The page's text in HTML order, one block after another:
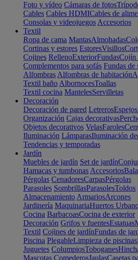
Foto y vídeo Cámaras de fotos
Cables Cables HDMICables de
Consolas y videojuegos Accesorios
Textil
Ropa de cama MantasAlmohadas
Cortinas y estores EstoresVisillos
Cojines RellenoExteriorFundasCojín
Complementos para sofás Fundas de
Alfombras Alfombras de habitación
Textil baño AlbornocesToallas
Textil cocina MantelesServilletas
Decoración
Decoración de pared LetrerosEspejos
Organización Cajas decorativas
Objetos decorativos VelasFaroles
Iluminación LámparasIluminación
Tendencias y temporadas
Jardín
Muebles de jardín Set de jardín
Hamacas y tumbonas Accesorios
Pérgolas CenadoresCarpasPérgolas
Parasoles SombrillasParasolesToldos
Almacenamiento ArmariosArcones
Jardinería MaquinariaHuertos
Cocina BarbacoasCocina de exterior
Decoración Grifos y fuentesEstatuas
Textil Cojines de jardínFundas de
Piscina PlegableLimpieza de piscinas
Juguetes ColumpiosToboganes
Mascotas ComederosJaulasCasetas